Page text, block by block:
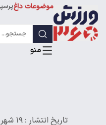
موضوعات داغ
لیگ
تاریخ انتشار : ۱۹ شهریور ۱۴۰۳ - ۲۲:۵۱